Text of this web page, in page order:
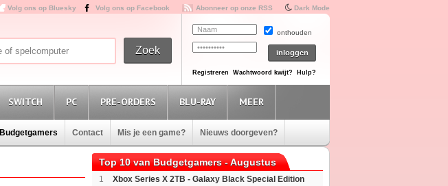
Volg ons op Bluesky Volg ons op Facebook Abonneer op onze RSS Dark Mode
onthouden
Registreren Wachtwoord kwijt? Hulp?
SWITCH PC PRE-ORDERS BLU-RAY MEER
Budgetgamers Contact Mis je een game? Nieuws doorgeven?
Top 10 van Budgetgamers - Augustus
1
Xbox Series X 2TB - Galaxy Black Special Edition